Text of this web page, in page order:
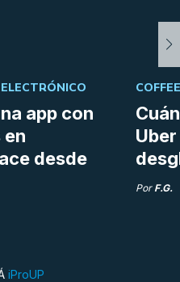
app con
en
desde
Por F.G.
iProUP